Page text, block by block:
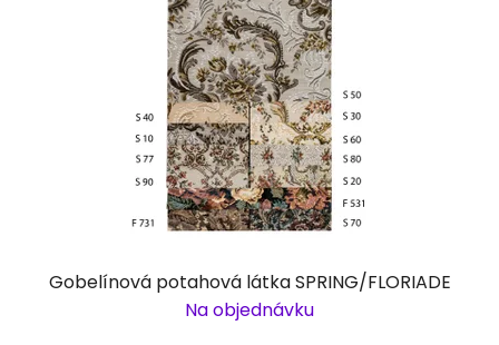
Gobelínová potahová látka SPRING/FLORIADE
Na objednávku